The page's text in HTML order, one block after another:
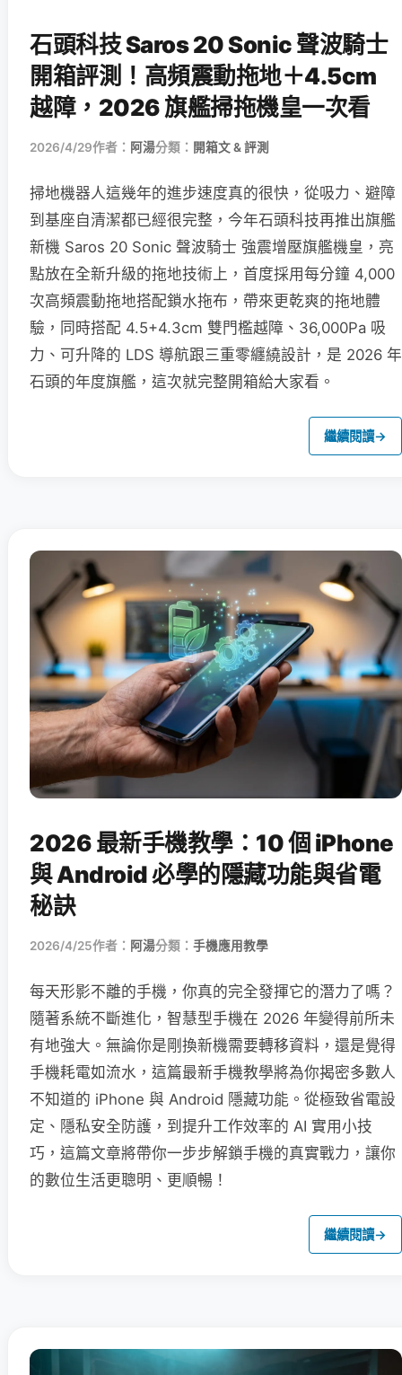
石頭科技 Saros 20 Sonic 聲波騎士
開箱評測！高頻震動拖地＋4.5cm
越障，2026 旗艦掃拖機皇一次看
2026/4/29作者： 阿湯分類： 開箱文 & 評測
掃地機器人這幾年的進步速度真的很快，從吸力、避障
到基座自清潔都已經很完整，今年石頭科技再推出旗艦
新機 Saros 20 Sonic 聲波騎士 強震增壓旗艦機皇，亮
點放在全新升級的拖地技術上，首度採用每分鐘 4,000
次高頻震動拖地搭配鎖水拖布，帶來更乾爽的拖地體
驗，同時搭配 4.5+4.3cm 雙門檻越障、36,000Pa 吸
力、可升降的 LDS 導航跟三重零纏繞設計，是 2026 年
石頭的年度旗艦，這次就完整開箱給大家看。
繼續閱讀→
2026 最新手機教學：10 個 iPhone
與 Android 必學的隱藏功能與省電
秘訣
2026/4/25作者： 阿湯分類： 手機應用教學
每天形影不離的手機，你真的完全發揮它的潛力了嗎？
隨著系統不斷進化，智慧型手機在 2026 年變得前所未
有地強大。無論你是剛換新機需要轉移資料，還是覺得
手機耗電如流水，這篇最新手機教學將為你揭密多數人
不知道的 iPhone 與 Android 隱藏功能。從極致省電設
定、隱私安全防護，到提升工作效率的 AI 實用小技
巧，這篇文章將帶你一步步解鎖手機的真實戰力，讓你
的數位生活更聰明、更順暢！
繼續閱讀→